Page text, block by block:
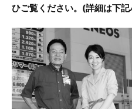
ひご覧ください。(詳細は下記